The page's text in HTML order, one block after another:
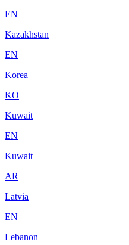
EN
Kazakhstan
EN
Korea
KO
Kuwait
EN
Kuwait
AR
Latvia
EN
Lebanon